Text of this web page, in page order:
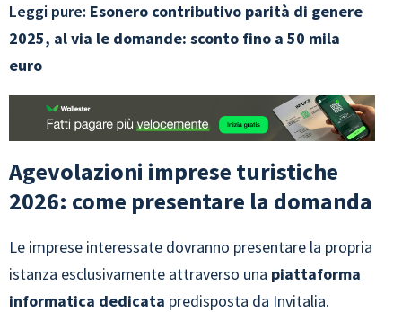
Leggi pure: Esonero contributivo parità di genere
2025, al via le domande: sconto fino a 50 mila
euro
Agevolazioni imprese turistiche
2026: come presentare la domanda
Le imprese interessate dovranno presentare la propria
istanza esclusivamente attraverso una piattaforma
informatica dedicata predisposta da Invitalia.